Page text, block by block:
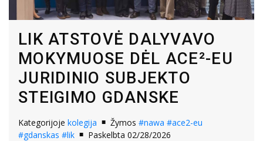
LIK ATSTOVĖ DALYVAVO
MOKYMUOSE DĖL ACE²-EU
JURIDINIO SUBJEKTO
STEIGIMO GDANSKE
Kategorijoje kolegija Žymos #nawa #ace2-eu
#gdanskas #lik Paskelbta 02/28/2026